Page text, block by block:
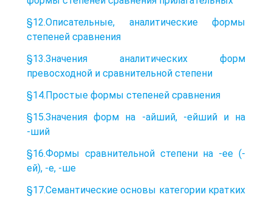
§12.Описательные, аналитические формы
степеней сравнения
§13.Значения аналитических форм
превосходной и сравнительной степени
§14.Простые формы степеней сравнения
§15.Значения форм на -айший, -ейший и на
-ший
§16.Формы сравнительной степени на -ее (-
ей), -е, -ше
§17.Семантические основы категории кратких